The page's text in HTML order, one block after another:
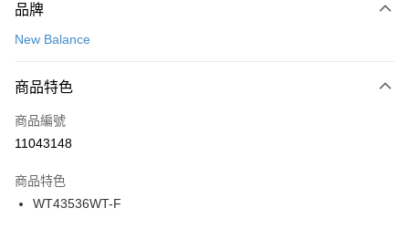
台灣樂天信用卡公司
【關於「AFTEE先享後付」】
便利好安心！
３．安心：先確認商品／服務後，再付款。
【「AFTEE先享後付」結帳流程】
１．於結帳方式選擇「AFTEE先享後付」後，將跳轉至「AFTEE先享後付」
２．訂單成立數日內，您將收到繳費通知簡訊。
３．收到繳費通知簡訊後14天內，點擊此簡訊中的連結，可透過四大超商／
ATM／網路銀行／等多元方式進行付款，方視為交易完成。
運送方式
每筆NT$100，滿NT$1,500(含以上)免運費
宅配
每筆NT$100，滿NT$1,500(含以上)免運費
付款後門市自取
每筆NT$100，滿NT$1,500(含以上)免運費
品牌
New Balance
商品特色
商品編號
11043148
商品特色
WT43536WT-F